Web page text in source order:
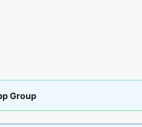
Group